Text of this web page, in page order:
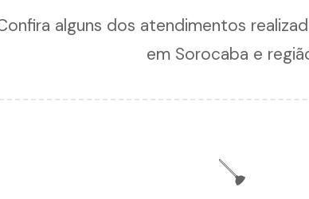
alguns dos atendimentos
em Sorocaba e
🪠